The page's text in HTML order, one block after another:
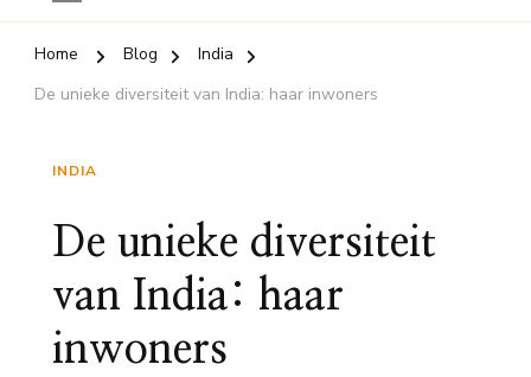
Home Blog
India
De unieke diversiteit van India: haar inwoners
INDIA
De unieke diversiteit
van India: haar
inwoners